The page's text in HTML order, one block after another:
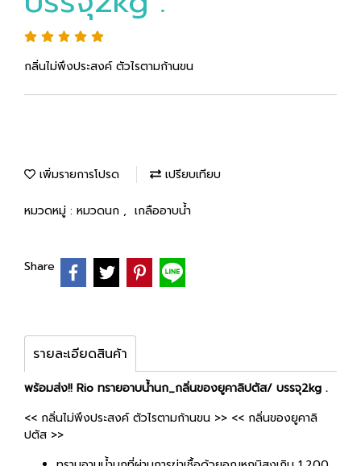
กลิ่นไม่พึงประสงค์ ตัวไรตามก้านขน
เพิ่มรายการโปรด เปรียบเทียบ
หมวดหมู่ : หมวดนก , เกลืออาบน้ำ
Share
รายละเอียดสินค้า
พร้อมส่ง!! Rio ทรายอาบนํ้านก_กลิ่นของยูคาลิปตัส/ บรรจุ2kg .
<< กลิ่นไม่พึงประสงค์ ตัวไรตามก้านขน >> << กลิ่นของยูคาลิ
ปตัส >>